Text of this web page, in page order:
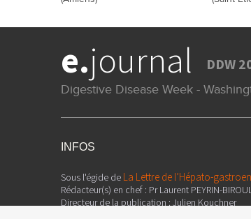
e.journal DDW
Digestive Disease Week -
INFOS
Sous l'égide de La Lettre de l’Hépato-
Rédacteur(s) en chef : Pr Laurent PEYRIN-
Directeur de la publication : Julien Kouchner